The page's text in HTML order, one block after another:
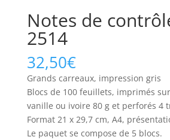
Notes de
2514
32,50€
Grands carreaux, impression gris
Blocs de 100 feuillets, imprimés
vanille ou ivoire 80 g et perforés 4
Format 21 x 29,7 cm, A4,
Le paquet se compose de 5 blocs.